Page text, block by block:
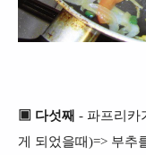
▣ 다섯째 - 파프리카
게 되었을때)=> 부추